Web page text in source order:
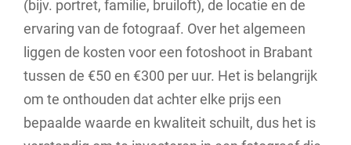
(bijv. portret, familie, bruiloft), de locatie en de
ervaring van de fotograaf. Over het algemeen
liggen de kosten voor een fotoshoot in Brabant
tussen de €50 en €300 per uur. Het is belangrijk
om te onthouden dat achter elke prijs een
bepaalde waarde en kwaliteit schuilt, dus het is